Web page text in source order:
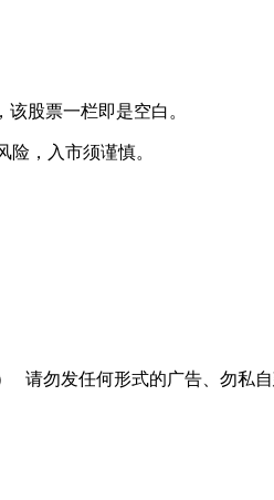
股票一栏即是空白。
，入市须谨慎。
请勿发任何形式的广告、勿私